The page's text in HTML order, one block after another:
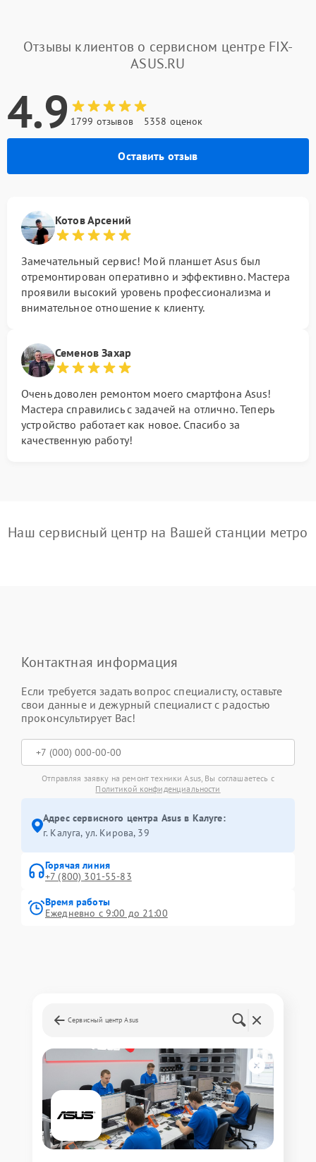
Отзывы клиентов о сервисном центре FIX-
ASUS.RU
4.9 1799 отзывов 5358 оценок
Оставить отзыв
Котов Арсений
Замечательный сервис! Мой планшет Asus был
отремонтирован оперативно и эффективно. Мастера
проявили высокий уровень профессионализма и
внимательное отношение к клиенту.
Семенов Захар
Очень доволен ремонтом моего смартфона Asus!
Мастера справились с задачей на отлично. Теперь
устройство работает как новое. Спасибо за
качественную работу!
Наш сервисный центр на Вашей станции метро
Контактная информация
Если требуется задать вопрос специалисту, оставьте
свои данные и дежурный специалист с радостью
проконсультирует Вас!
Отправляя заявку на ремонт техники Asus, Вы соглашаетесь с
Политикой конфиденциальности
Адрес сервисного центра Asus в Калуге:
г. Калуга, ул. Кирова, 39
Горячая линия
+7 (800) 301-55-83
Время работы
Ежедневно с 9:00 до 21:00
Сервисный центр Asus